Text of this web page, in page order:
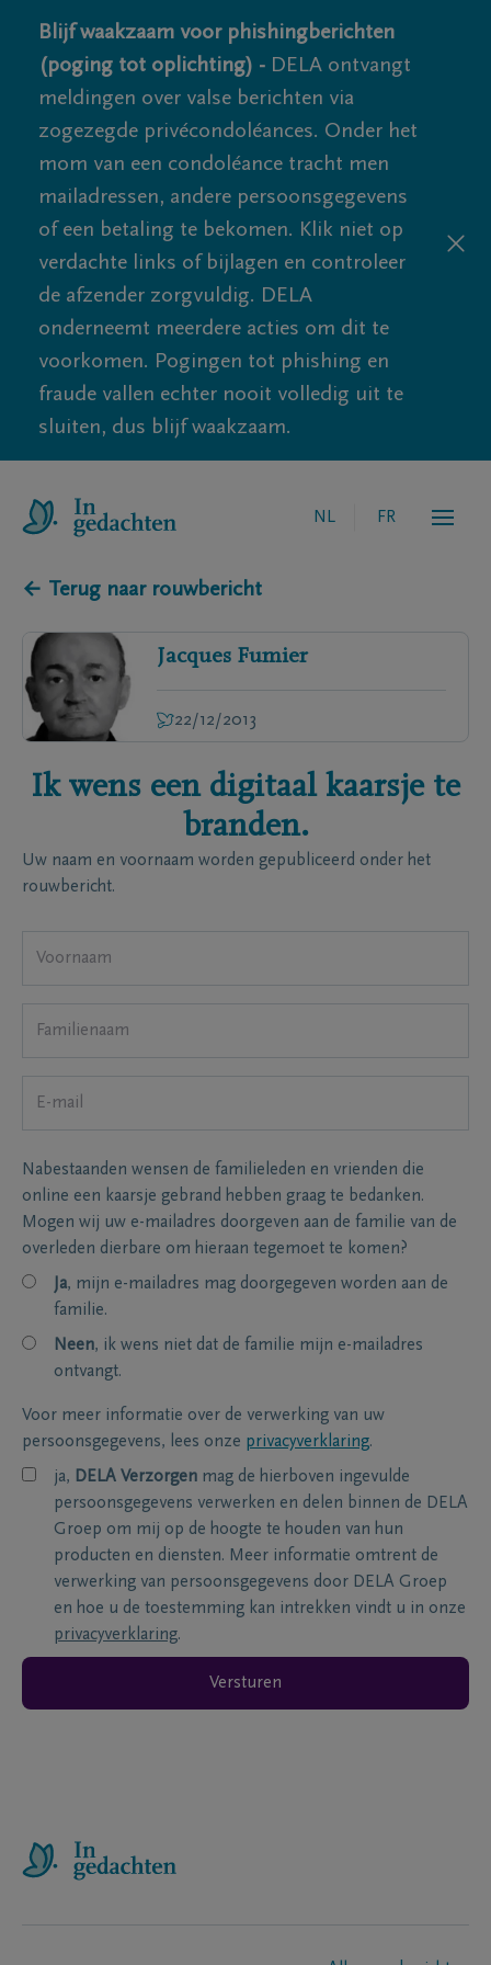
Blijf waakzaam voor phishingberichten
(poging tot oplichting) - DELA ontvangt
meldingen over valse berichten via
zogezegde privécondoléances. Onder het
mom van een condoléance tracht men
mailadressen, andere persoonsgegevens
of een betaling te bekomen. Klik niet op
verdachte links of bijlagen en controleer
de afzender zorgvuldig. DELA
onderneemt meerdere acties om dit te
voorkomen. Pogingen tot phishing en
fraude vallen echter nooit volledig uit te
sluiten, dus blijf waakzaam.
NL FR
← Terug naar rouwbericht
Jacques Fumier
22/12/2013
Ik wens een digitaal kaarsje te
branden.
Uw naam en voornaam worden gepubliceerd onder het
rouwbericht.
Nabestaanden wensen de familieleden en vrienden die
online een kaarsje gebrand hebben graag te bedanken.
Mogen wij uw e-mailadres doorgeven aan de familie van de
overleden dierbare om hieraan tegemoet te komen?
Ja, mijn e-mailadres mag doorgegeven worden aan de
familie.
Neen, ik wens niet dat de familie mijn e-mailadres
ontvangt.
Voor meer informatie over de verwerking van uw
persoonsgegevens, lees onze privacyverklaring.
ja, DELA Verzorgen mag de hierboven ingevulde
persoonsgegevens verwerken en delen binnen de DELA
Groep om mij op de hoogte te houden van hun
producten en diensten. Meer informatie omtrent de
verwerking van persoonsgegevens door DELA Groep
en hoe u de toestemming kan intrekken vindt u in onze
privacyverklaring.
Versturen